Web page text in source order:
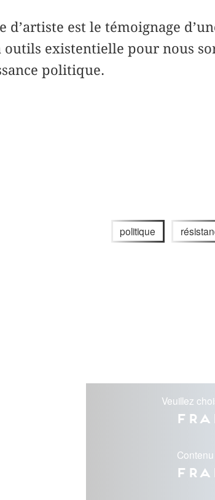
d’artiste est le témoignage
outils existentielle pour nous
politique.
politique
Veuillez